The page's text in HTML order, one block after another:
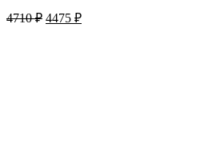
4710₽ 4475 ₽